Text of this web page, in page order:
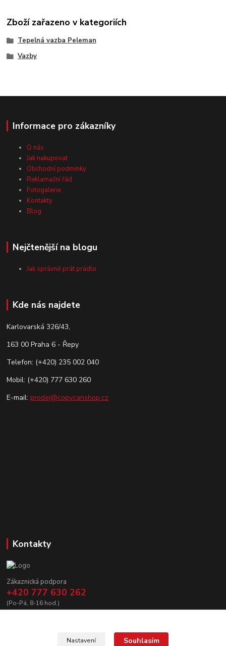
Zboží zařazeno v kategoriích
Tepelná vazba Peleman
Vazby
Informace pro zákazníky
O nás
Jak nakupovat
Obchodní podmínky
Reklamační řád
Fotogalerie
Kontakty
Blog
Nejčtenější na blogu
Jak správně prát prádlo
Kde nás najdete
Karlovarská 326/43,
163 00 Praha 6 - Řepy
Telefon: (+420) 235 002 040
Mobil: (+420) 777 630 260
E-mail: prodej@copycanshop.cz
Kontakty
Zákaznická podpora
+420 777 630 262
(Po-Pá, 8-16 hod.)
Nastavení Souhlasím